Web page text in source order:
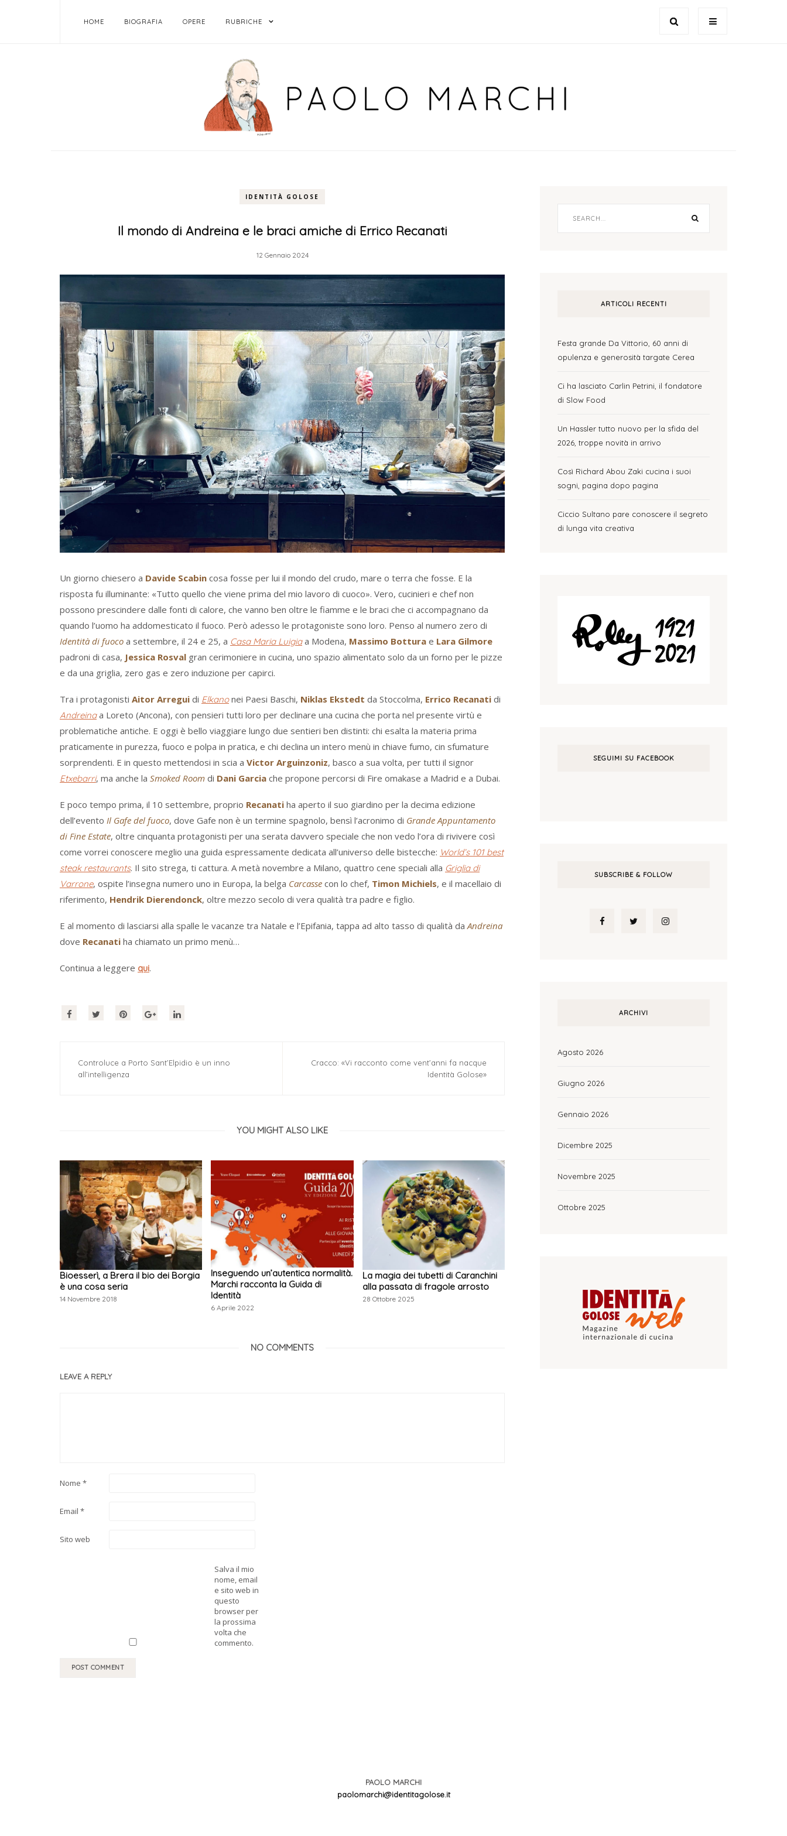
HOME BIOGRAFIA OPERE RUBRICHE
IDENTITÀ GOLOSE
Il mondo di Andreina e le braci amiche di Errico Recanati
12 Gennaio 2024
Un giorno chiesero a Davide Scabin cosa fosse per lui il mondo del crudo, mare o terra che fosse. E la
risposta fu illuminante: «Tutto quello che viene prima del mio lavoro di cuoco». Vero, cucinieri e chef non
possono prescindere dalle fonti di calore, che vanno ben oltre le fiamme e le braci che ci accompagnano da
quando l’uomo ha addomesticato il fuoco. Però adesso le protagoniste sono loro. Penso al numero zero di
Identità di fuoco a settembre, il 24 e 25, a Casa Maria Luigiaa Modena, Massimo Bottura e Lara Gilmore
padroni di casa, Jessica Rosval gran cerimoniere in cucina, uno spazio alimentato solo da un forno per le pizze
e da una griglia, zero gas e zero induzione per capirci.
Tra i protagonisti Aitor Arregui di Elkanonei Paesi Baschi, Niklas Ekstedt da Stoccolma, Errico Recanati di
Andreinaa Loreto (Ancona), con pensieri tutti loro per declinare una cucina che porta nel presente virtù e
problematiche antiche. E oggi è bello viaggiare lungo due sentieri ben distinti: chi esalta la materia prima
praticamente in purezza, fuoco e polpa in pratica, e chi declina un intero menù in chiave fumo, cin sfumature
sorprendenti. E in questo mettendosi in scia a Victor Arguinzoniz, basco a sua volta, per tutti il signor
Etxebarri, ma anche la Smoked Room di Dani Garcia che propone percorsi di Fire omakase a Madrid e a Dubai.
E poco tempo prima, il 10 settembre, proprio Recanati ha aperto il suo giardino per la decima edizione
dell’evento Il Gafe del fuoco, dove Gafe non è un termine spagnolo, bensì l’acronimo di Grande Appuntamento
di Fine Estate, oltre cinquanta protagonisti per una serata davvero speciale che non vedo l’ora di rivivere così
come vorrei conoscere meglio una guida espressamente dedicata all’universo delle bistecche: World’s 101 best
steak restaurants. Il sito strega, ti cattura. A metà novembre a Milano, quattro cene speciali alla Griglia di
Varrone, ospite l’insegna numero uno in Europa, la belga Carcasse con lo chef, Timon Michiels, e il macellaio di
riferimento, Hendrik Dierendonck, oltre mezzo secolo di vera qualità tra padre e figlio.
E al momento di lasciarsi alla spalle le vacanze tra Natale e l’Epifania, tappa ad alto tasso di qualità da Andreina
dove Recanati ha chiamato un primo menù…
Continua a leggere qui.
Controluce a Porto Sant’Elpidio è un inno
all’intelligenza
Cracco: «Vi racconto come vent’anni fa nacque
Identità Golose»
YOU MIGHT ALSO LIKE
Bioesserì, a Brera il bio dei Borgia
è una cosa seria
14 Novembre 2018
Inseguendo un’autentica normalità.
Marchi racconta la Guida di
Identità
6 Aprile 2022
La magia dei tubetti di Caranchini
alla passata di fragole arrosto
28 Ottobre 2025
NO COMMENTS
LEAVE A REPLY
Nome *
Email *
Sito web
Salva il mio
nome, email
e sito web in
questo
browser per
la prossima
volta che
commento.
ARTICOLI RECENTI
Festa grande Da Vittorio, 60 anni di
opulenza e generosità targate Cerea
Ci ha lasciato Carlin Petrini, il fondatore
di Slow Food
Un Hassler tutto nuovo per la sfida del
2026, troppe novità in arrivo
Così Richard Abou Zaki cucina i suoi
sogni, pagina dopo pagina
Ciccio Sultano pare conoscere il segreto
di lunga vita creativa
SEGUIMI SU FACEBOOK
SUBSCRIBE & FOLLOW
ARCHIVI
Agosto 2026
Giugno 2026
Gennaio 2026
Dicembre 2025
Novembre 2025
Ottobre 2025
PAOLO MARCHI
paolomarchi@identitagolose.it